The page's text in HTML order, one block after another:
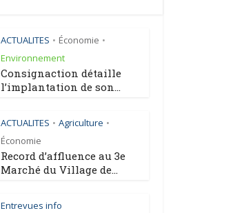
ACTUALITES • Économie •
Environnement
Consignaction détaille
l’implantation de son...
ACTUALITES • Agriculture •
Économie
Record d’affluence au 3e
Marché du Village de...
Entrevues info